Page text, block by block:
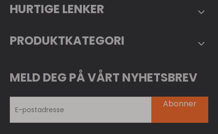
HURTIGE LENKER
PRODUKTKATEGORI
MELD DEG PÅ VÅRT NYHETSBREV
Abonner